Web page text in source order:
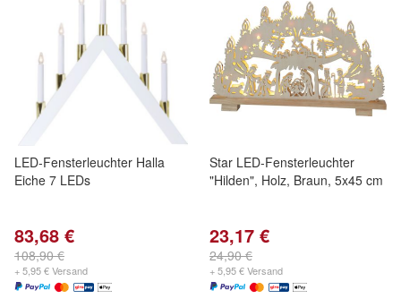
LED-Fensterleuchter Halla
Eiche 7 LEDs
83,68 €
108,90 €
+ 5,95 € Versand
Star LED-Fensterleuchter
"Hilden", Holz, Braun, 5x45 cm
23,17 €
24,90 €
+ 5,95 € Versand